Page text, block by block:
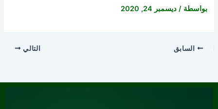
بواسطة /ديسمبر 24, 2020
السابق التالي